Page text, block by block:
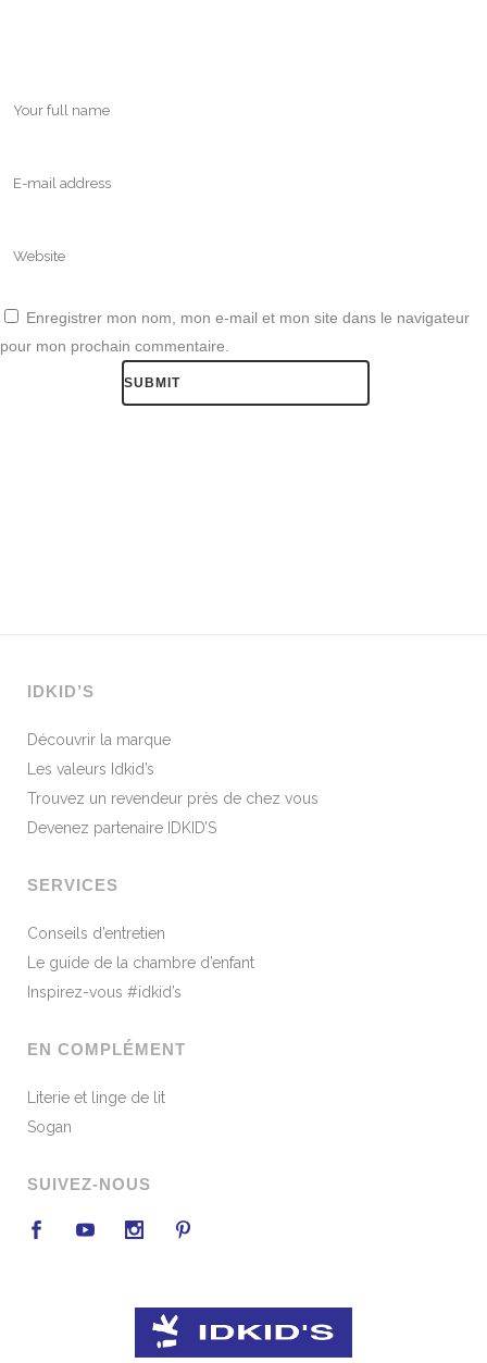
Enregistrer mon nom, mon e-mail et mon site dans le navigateur
pour mon prochain commentaire.
IDKID’S
Découvrir la marque
Les valeurs Idkid’s
Trouvez un revendeur près de chez vous
Devenez partenaire IDKID’S
SERVICES
Conseils d’entretien
Le guide de la chambre d’enfant
Inspirez-vous #idkid’s
EN COMPLÉMENT
Literie et linge de lit
Sogan
SUIVEZ-NOUS